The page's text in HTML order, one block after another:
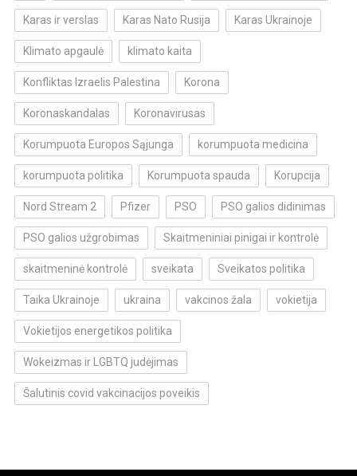
Karas ir verslas Karas Nato Rusija Karas Ukrainoje
Klimato apgaulė klimato kaita
Konfliktas Izraelis Palestina Korona
Koronaskandalas Koronavirusas
Korumpuota Europos Sąjunga korumpuota medicina
korumpuota politika Korumpuota spauda Korupcija
Nord Stream 2 Pfizer PSO PSO galios didinimas
PSO galios užgrobimas Skaitmeniniai pinigai ir kontrolė
skaitmeninė kontrolė sveikata Sveikatos politika
Taika Ukrainoje ukraina vakcinos žala vokietija
Vokietijos energetikos politika
Wokeizmas ir LGBTQ judėjimas
Šalutinis covid vakcinacijos poveikis